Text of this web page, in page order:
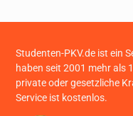
Studenten-PKV.de ist ein
haben seit 2001 mehr als
private oder gesetzliche
Service ist kostenlos.